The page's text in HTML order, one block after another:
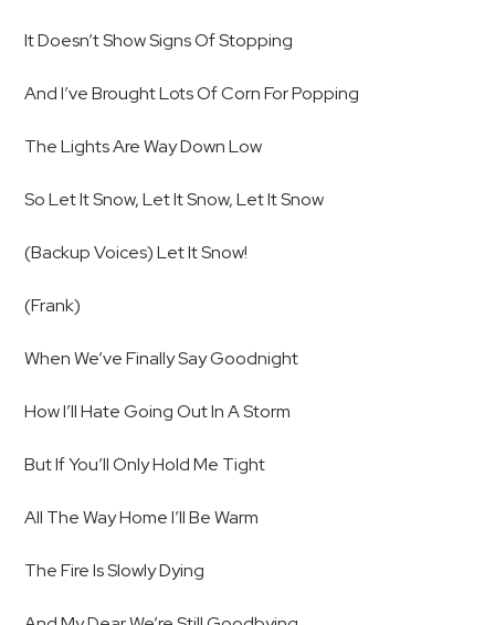
It Doesn’t Show Signs Of Stopping
And I’ve Brought Lots Of Corn For Popping
The Lights Are Way Down Low
So Let It Snow, Let It Snow, Let It Snow
(Backup Voices) Let It Snow!
(Frank)
When We’ve Finally Say Goodnight
How I’ll Hate Going Out In A Storm
But If You’ll Only Hold Me Tight
All The Way Home I’ll Be Warm
The Fire Is Slowly Dying